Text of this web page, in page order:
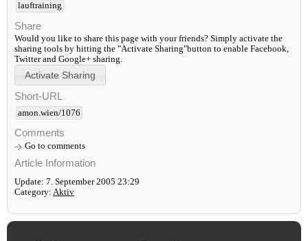
lauftraining
Share
Would you like to share this page with your friends? Simply activate the
sharing tools by hitting the "Activate Sharing"button to enable Facebook,
Twitter and Google+ sharing.
Short-URL
amon.wien/1076
Comments
Go to comments
Article Information
Update: 7. September 2005 23:29
Category: Aktiv